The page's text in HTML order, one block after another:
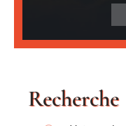
Recherche